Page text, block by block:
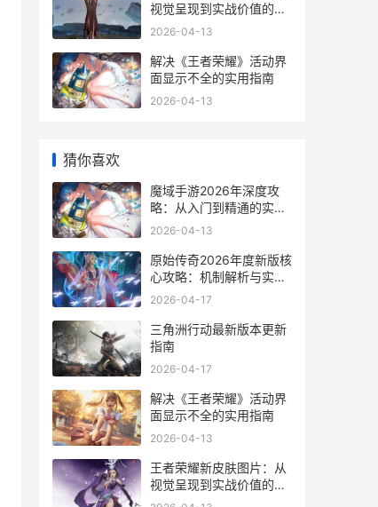
视觉呈现到实战价值的深
度解析
2026-04-13
解决《王者荣耀》活动界
面显示不全的实用指南
2026-04-13
猜你喜欢
魔域手游2026年深度攻
略：从入门到精通的实战
指南
2026-04-13
原始传奇2026年度新版核
心攻略：机制解析与实战
进阶
2026-04-17
三角洲行动最新版本更新
指南
2026-04-17
解决《王者荣耀》活动界
面显示不全的实用指南
2026-04-13
王者荣耀新皮肤图片：从
视觉呈现到实战价值的深
度解析